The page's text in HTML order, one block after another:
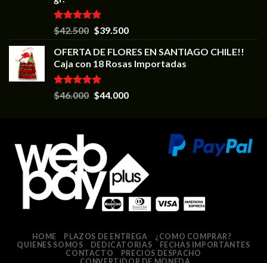
Valorado en
5.00
$42.500 $39.500
OFERTA DE FLORES EN SANTIAGO CHILE!!
Caja con 18 Rosas Importadas
Valorado en
5.00
$46.000 $44.000
HOME PLAZOS DE ENTREGA
¿COMO COMPRAR?
QUIENES SOMOS
DEDICATORIAS
FECHAS IMPORTANTES
CONTACTO
PRECIOS DESPACHO